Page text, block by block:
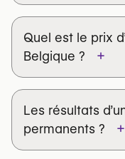
Quel est le prix
Belgique ?
+
Les résultats
permanents ?
+